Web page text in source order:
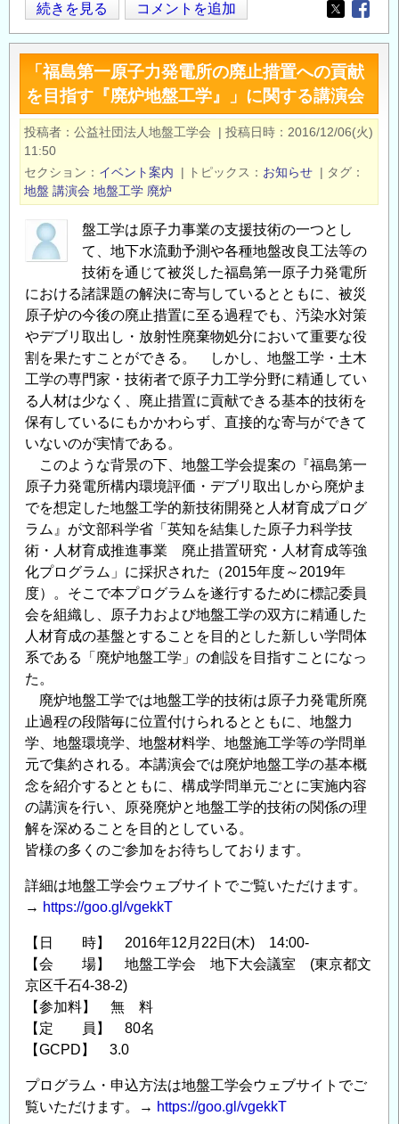
凍
土
壁
構
築
プ
ロ
セ
ス、
内
部
ロ
ボ
ッ
ト
技
術
開
発
動
向
も
紹
介
▽「『廃
炉』
か
ら
始
め
よ
う、
新
た
な
一
歩
【KISTEC
教
講
座】
の
続きを見る コメントを追加
Opens in
「福島第一原子力発電所の廃止措置への貢献
を目指す『廃炉地盤工学』」に関する講演会
投稿者 公益社団法人地盤工学会 | 投稿日時
2016/12/06(火)
11:50
セクション
イベント案内 | トピックス お知らせ | タグ
地盤 講演会 地盤工学 廃炉
盤工学は原子力事業の支援技術の一つとし
て、地下水流動予測や各種地盤改良工法等の
技術を通じて被災した福島第一原子力発電所
における諸課題の解決に寄与しているとともに、被災
原子炉の今後の廃止措置に至る過程でも、汚染水対策
やデブリ取出し・放射性廃棄物処分において重要な役
割を果たすことができる。 しかし、地盤工学・土木
工学の専門家・技術者で原子力工学分野に精通してい
る人材は少なく、廃止措置に貢献できる基本的技術を
保有しているにもかかわらず、直接的な寄与ができて
いないのが実情である。
このような背景の下、地盤工学会提案の『福島第一
原子力発電所構内環境評価・デブリ取出しから廃炉ま
でを想定した地盤工学的新技術開発と人材育成プログ
ラム』が文部科学省「英知を結集した原子力科学技
術・人材育成推進事業 廃止措置研究・人材育成等強
化プログラム」に採択された（2015年度～2019年
度）。そこで本プログラムを遂行するために標記委員
会を組織し、原子力および地盤工学の双方に精通した
人材育成の基盤とすることを目的とした新しい学問体
系である「廃炉地盤工学」の創設を目指すことになっ
た。
廃炉地盤工学では地盤工学的技術は原子力発電所廃
止過程の段階毎に位置付けられるとともに、地盤力
学、地盤環境学、地盤材料学、地盤施工学等の学問単
元で集約される。本講演会では廃炉地盤工学の基本概
念を紹介するとともに、構成学問単元ごとに実施内容
の講演を行い、原発廃炉と地盤工学的技術の関係の理
解を深めることを目的としている。
皆様の多くのご参加をお待ちしております。
詳細は地盤工学会ウェブサイトでご覧いただけます。
→ https://goo.gl/vgekkT
【日 時】 2016年12月22日(木) 14:00-
【会 場】 地盤工学会 地下大会議室 (東京都文
京区千石4-38-2)
【参加料】 無 料
【定 員】 80名
【GCPD】 3.0
プログラム・申込方法は地盤工学会ウェブサイトでご
覧いただけます。→ https://goo.gl/vgekkT